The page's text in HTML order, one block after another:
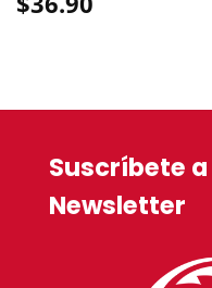
Suscríbete
Newsletter